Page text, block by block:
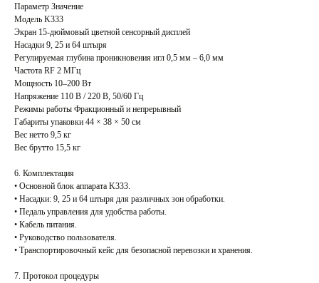
Параметр Значение
Модель K333
Экран 15-дюймовый цветной сенсорный дисплей
Насадки 9, 25 и 64 штыря
Регулируемая глубина проникновения игл 0,5 мм – 6,0 мм
Частота RF 2 МГц
Мощность 10–200 Вт
Напряжение 110 В / 220 В, 50/60 Гц
Режимы работы Фракционный и непрерывный
Габариты упаковки 44 × 38 × 50 см
Вес нетто 9,5 кг
Вес брутто 15,5 кг
6. Комплектация
• Основной блок аппарата K333.
• Насадки: 9, 25 и 64 штыря для различных зон обработки.
• Педаль управления для удобства работы.
• Кабель питания.
• Руководство пользователя.
• Транспортировочный кейс для безопасной перевозки и хранения.
7. Протокол процедуры